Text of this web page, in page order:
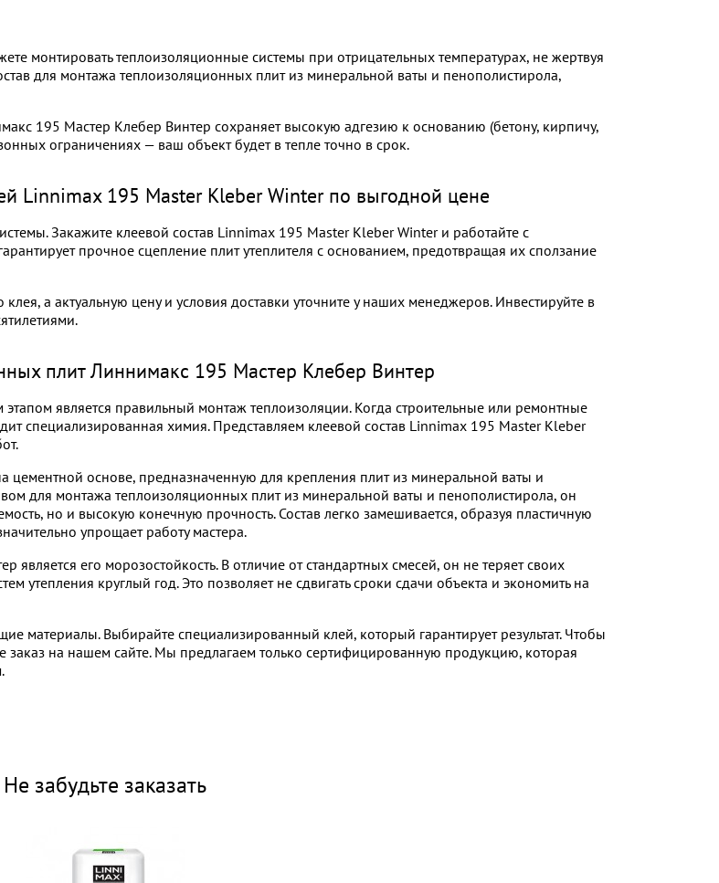
монтировать теплоизоляционные системы при отрицательных температурах, не жертвуя
для монтажа теплоизоляционных плит из минеральной ваты и пенополистирола,
195 Мастер Клебер Винтер сохраняет высокую адгезию к основанию (бетону, кирпичу,
ограничениях — ваш объект будет в тепле точно в срок.
Linnimax 195 Master Kleber Winter по выгодной цене
Закажите клеевой состав Linnimax 195 Master Kleber Winter и работайте с
прочное сцепление плит утеплителя с основанием, предотвращая их сползание
а актуальную цену и условия доставки уточните у наших менеджеров. Инвестируйте в
плит Линнимакс 195 Мастер Клебер Винтер
является правильный монтаж теплоизоляции. Когда строительные или ремонтные
специализированная химия. Представляем клеевой состав Linnimax 195 Master Kleber
цементной основе, предназначенную для крепления плит из минеральной ваты и
для монтажа теплоизоляционных плит из минеральной ваты и пенополистирола, он
но и высокую конечную прочность. Состав легко замешивается, образуя пластичную
упрощает работу мастера.
его морозостойкость. В отличие от стандартных смесей, он не теряет своих
утепления круглый год. Это позволяет не сдвигать сроки сдачи объекта и экономить на
материалы. Выбирайте специализированный клей, который гарантирует результат. Чтобы
заказ на нашем сайте. Мы предлагаем только сертифицированную продукцию, которая
Не забудьте заказать